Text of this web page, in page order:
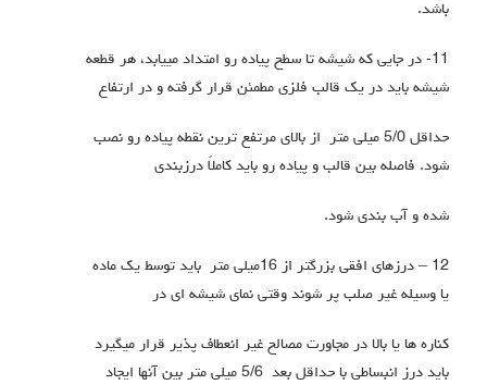
باشد.
11- در جایی که شیشه تا سطح پیاده رو امتداد مییابد، هر قطعه
شیشه باید در یک قالب فلزي مطمئن قرار گرفته و در ارتفاع
حداقل 5/0 میلی متر از بالاي مرتفع ترین نقطه پیاده رو نصب
شود. فاصله بین قالب و پیاده رو باید کاملاً درزبندي
شده و آب بندي شود.
12 – درزهاي افقی بزرگتر از 16میلی متر باید توسط یک ماده
یا وسیله غیر صلب پر شوند وقتی نماي شیشه ای در
کناره ها یا بالا در مجاورت مصالح غیر انعطاف پذیر قرار میگیرد
باید درز انبساطی با حداقل بعد 5/6 میلی متر بین آنها ایجاد